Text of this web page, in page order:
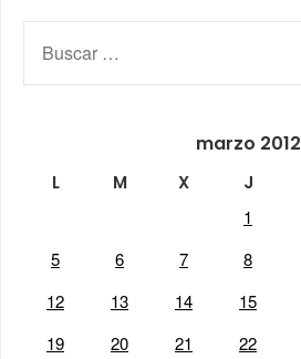
marzo 2012
L M X J
1
5
6 7 8
12
13 14 15
19
20 21 22